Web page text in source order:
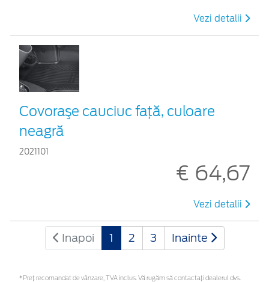
Vezi detalii
Covoraşe cauciuc faţă, culoare
neagră
2021101
€ 64,67
Vezi detalii
Inapoi 1 2 3 Inainte
*Preţ recomandat de vânzare, TVA inclus. Vă rugăm să contactaţi dealerul dvs.